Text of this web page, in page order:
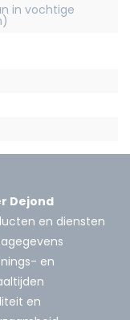
in vochtige
Dejond
en diensten
en
en